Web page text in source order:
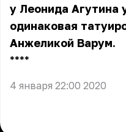
у Леонида Агутина
одинаковая
Анжеликой Варум.
** **
4 января 22:00 2020